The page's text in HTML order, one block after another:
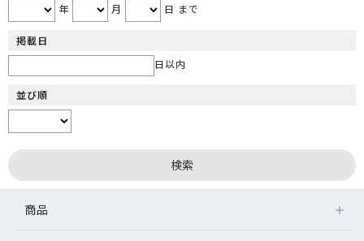
年
月 日 まで
掲載日
日以内
並び順
商品